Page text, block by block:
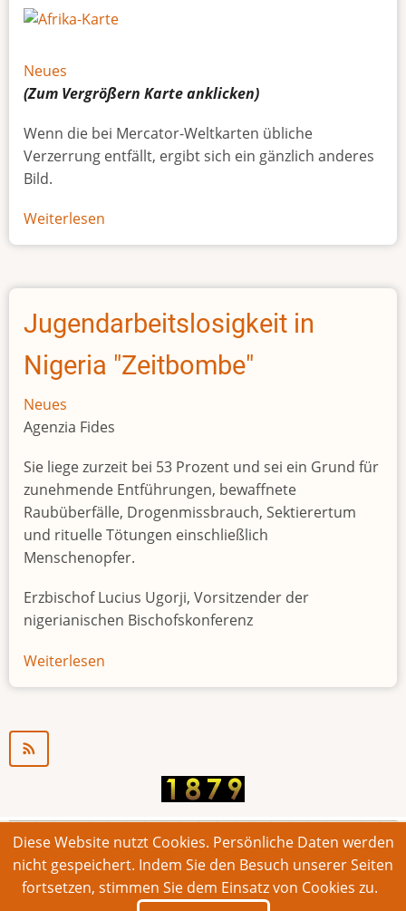
Neues
(Zum Vergrößern Karteanklicken)
Wenn die bei Mercator-Weltkarten übliche
Verzerrung entfällt, ergibt sich ein gänzlich anderes
Bild.
Weiterlesen
Afrikas
Größe
Jugendarbeitslosigkeit in
Nigeria "Zeitbombe"
Neues
Agenzia Fides
Sie liege zurzeit bei 53 Prozent und sei ein Grund für
zunehmende Entführungen, bewaffnete
Raubüberfälle, Drogenmissbrauch, Sektierertum
und rituelle Tötungen einschließlich
Menschenopfer.
Erzbischof Lucius Ugorji, Vorsitzender der
nigerianischen Bischofskonferenz
Weiterlesen
Jugendarbeitslosigkeit
© 2026 Bonner Aufruf. Alle Rechte vorbehalten.
Footer
Impressum Kontakt Intern
Diese Website nutzt Cookies. Persönliche Daten werden
nicht gespeichert. Indem Sie den Besuch unserer Seiten
fortsetzen, stimmen Sie dem Einsatz von Cookies zu.